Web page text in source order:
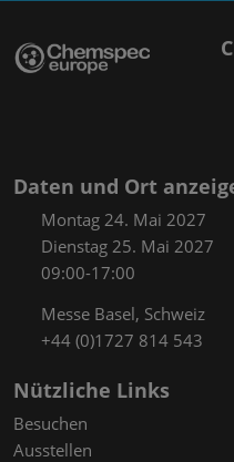
Daten und Ort
Montag 24. Mai 2027
Dienstag 25. Mai 2027
09:00-17:00
Messe Basel, Schweiz
+44 (0)1727 814 543
Nützliche Links
Besuchen
Ausstellen